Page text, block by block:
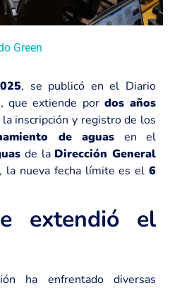
Green
, se publicó en el Diario
, que extiende por dos años
inscripción y registro de los
de aguas en el
de la Dirección General
la nueva fecha límite es el6
extendió el
ha enfrentado diversas